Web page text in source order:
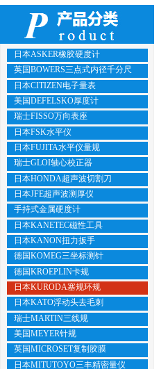
日本ASKER橡胶硬度计
英国BOWERS三点式内径千分尺
日本CITIZEN电子量表
美国DEFELSKO厚度计
瑞士FISSO万向表座
日本FSK水平仪
日本FUJITA水平仪量规
瑞士GLOI轴心校正器
日本HONDA超声波切割刀
日本JFE超声波测厚仪
手持式金属硬度计
日本KANETEC磁性工具
日本KANON扭力扳手
德国KOMEG三坐标测针
德国KROEPLIN卡规
日本KURODA塞规环规
日本KATO浮动头去毛刺
瑞士MARTIN三线规
美国MEYER针规
英国MICROSET复制胶膜
日本MITUTOYO三丰精密量仪